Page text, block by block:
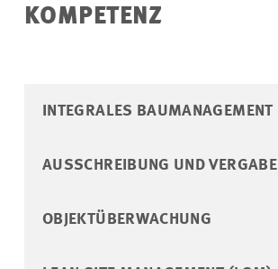
KOMPETENZ
INTEGRALES BAUMANAGEMENT
AUSSCHREIBUNG UND VERGABE
OBJEKTÜBERWACHUNG